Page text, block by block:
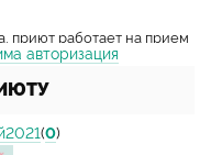
авторизация
(0)